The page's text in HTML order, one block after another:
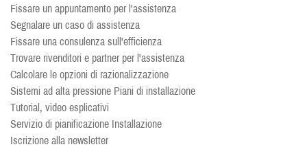
Fissare un appuntamento per l'assistenza
Segnalare un caso di assistenza
Fissare una consulenza sull'efficienza
Trovare rivenditori e partner per l'assistenza
Calcolare le opzioni di razionalizzazione
Sistemi ad alta pressione Piani di installazione
Tutorial, video esplicativi
Servizio di pianificazione Installazione
Iscrizione alla newsletter